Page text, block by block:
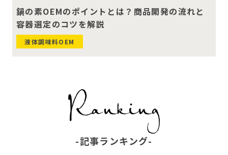
鍋の素OEMのポイントとは？商品開発の流れと
容器選定のコツを解説
液体調味料OEM
記事ランキング